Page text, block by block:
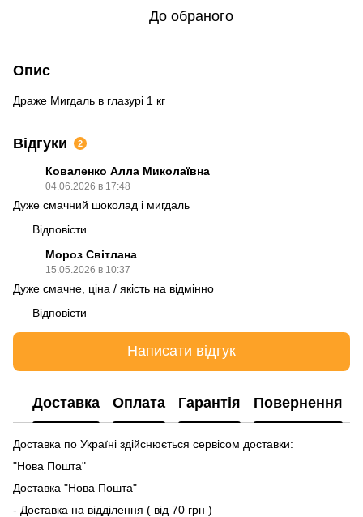
До обраного
Опис
Драже Мигдаль в глазурі 1 кг
Відгуки 2
Коваленко Алла Миколаївна
04.06.2026 в 17:48
Дуже смачний шоколад і мигдаль
Відповісти
Мороз Світлана
15.05.2026 в 10:37
Дуже смачне, ціна / якість на відмінно
Відповісти
Написати відгук
Доставка Оплата Гарантія Повернення
Доставка по Україні здійснюється сервісом доставки:
"Нова Пошта"
Доставка "Нова Пошта"
- Доставка на відділення ( від 70 грн )